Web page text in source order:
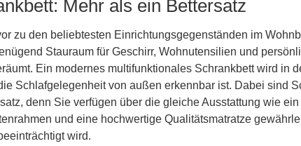
Mehr als ein Bettersatz
zu den beliebtesten Einrichtungsgegenständen im
Stauraum für Geschirr, Wohnutensilien und
Ein modernes multifunktionales Schrankbett wird in
Schlafgelegenheit von außen erkennbar ist. Dabei sind
denn Sie verfügen über die gleiche Ausstattung wie
und eine hochwertige Qualitätsmatratze
wird.